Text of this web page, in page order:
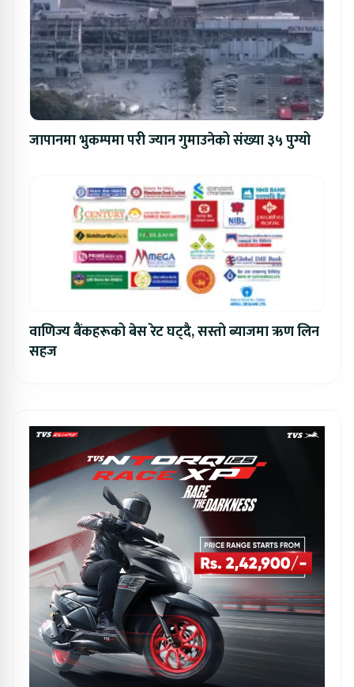
जापानमा भुकम्पमा परी ज्यान गुमाउनेको संख्या ३५ पुग्यो
वाणिज्य बैंकहरूको बेस रेट घट्दै, सस्तो ब्याजमा ऋण लिन
सहज